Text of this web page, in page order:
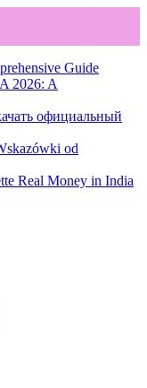
Guide
2026: A
официальный
od
Real Money in India